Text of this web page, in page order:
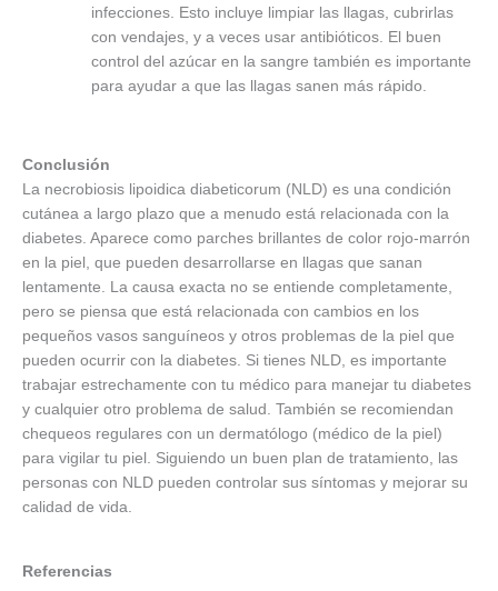
infecciones. Esto incluye limpiar las llagas, cubrirlas
con vendajes, y a veces usar antibióticos. El buen
control del azúcar en la sangre también es importante
para ayudar a que las llagas sanen más rápido.
Conclusión
La necrobiosis lipoidica diabeticorum (NLD) es una condición
cutánea a largo plazo que a menudo está relacionada con la
diabetes. Aparece como parches brillantes de color rojo-marrón
en la piel, que pueden desarrollarse en llagas que sanan
lentamente. La causa exacta no se entiende completamente,
pero se piensa que está relacionada con cambios en los
pequeños vasos sanguíneos y otros problemas de la piel que
pueden ocurrir con la diabetes. Si tienes NLD, es importante
trabajar estrechamente con tu médico para manejar tu diabetes
y cualquier otro problema de salud. También se recomiendan
chequeos regulares con un dermatólogo (médico de la piel)
para vigilar tu piel. Siguiendo un buen plan de tratamiento, las
personas con NLD pueden controlar sus síntomas y mejorar su
calidad de vida.
Referencias